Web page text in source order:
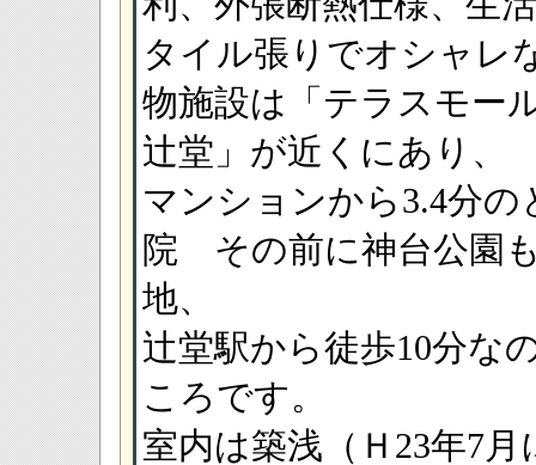
タイル張りでオシャ
物施設は「テラスモー
辻堂」が近くにあり、
マンションから3.4分
院 その前に神台公園
地、
辻堂駅から徒歩10分な
ころです。
室内は築浅（Ｈ23年7